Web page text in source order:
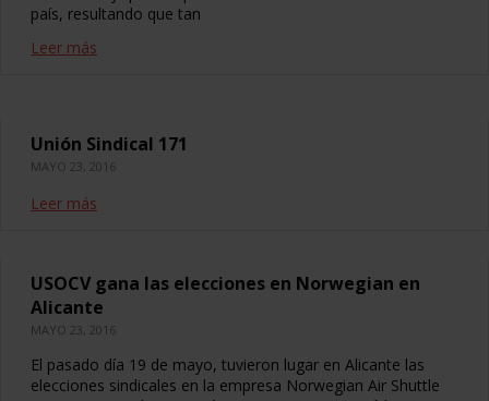
país, resultando que tan
Leer más
Unión Sindical 171
MAYO 23, 2016
Leer más
USOCV gana las elecciones en Norwegian en
Alicante
MAYO 23, 2016
El pasado día 19 de mayo, tuvieron lugar en Alicante las
elecciones sindicales en la empresa Norwegian Air Shuttle